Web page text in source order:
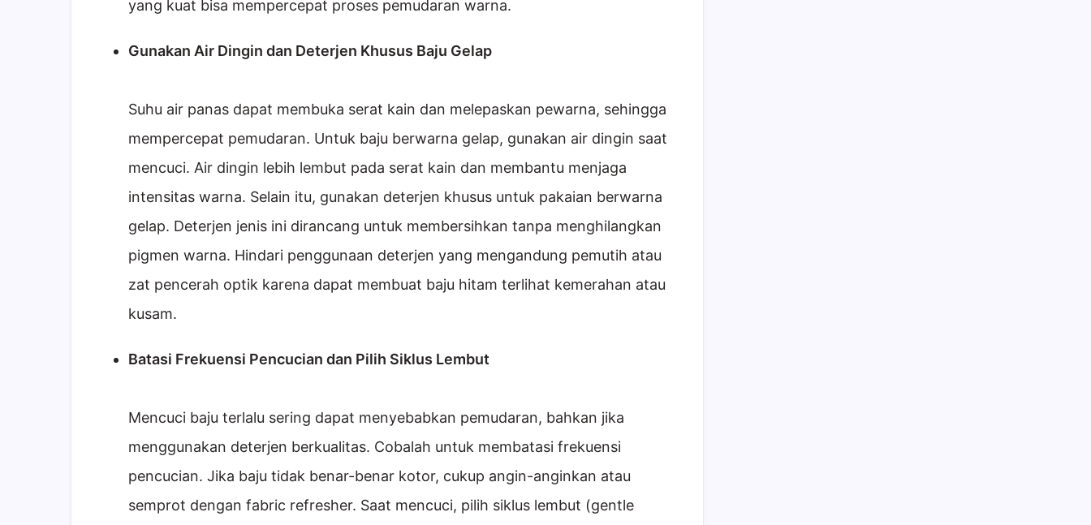
yang kuat bisa mempercepat proses pemudaran warna.
Gunakan Air Dingin dan Deterjen Khusus Baju Gelap
Suhu air panas dapat membuka serat kain dan melepaskan pewarna, sehingga
mempercepat pemudaran. Untuk baju berwarna gelap, gunakan air dingin saat
mencuci. Air dingin lebih lembut pada serat kain dan membantu menjaga
intensitas warna. Selain itu, gunakan deterjen khusus untuk pakaian berwarna
gelap. Deterjen jenis ini dirancang untuk membersihkan tanpa menghilangkan
pigmen warna. Hindari penggunaan deterjen yang mengandung pemutih atau
zat pencerah optik karena dapat membuat baju hitam terlihat kemerahan atau
kusam.
Batasi Frekuensi Pencucian dan Pilih Siklus Lembut
Mencuci baju terlalu sering dapat menyebabkan pemudaran, bahkan jika
menggunakan deterjen berkualitas. Cobalah untuk membatasi frekuensi
pencucian. Jika baju tidak benar-benar kotor, cukup angin-anginkan atau
semprot dengan fabric refresher. Saat mencuci, pilih siklus lembut (gentle